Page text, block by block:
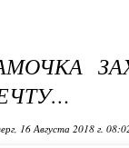
16 Августа 2018 г.